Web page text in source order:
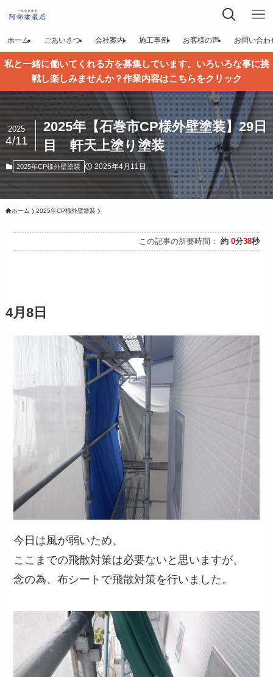
ホーム ごあいさつ 会社案内 施工事例 お客様の声 お問い合わ
私と一緒に働いてくれる方を募集しています。いろいろな事に挑
戦し楽しみませんか？作業内容はこちらをクリック
2025年【石巻市CP様外壁塗装】29日
目 軒天上塗り塗装
2025
4/11
2025年CP様外壁塗装 2025年4月11日
ホーム 2025年CP様外壁塗装
この記事の所要時間： 約 0分38秒
4月8日
今日は風が弱いため、
ここまでの飛散対策は必要ないと思いますが、
念の為、布シートで飛散対策を行いました。